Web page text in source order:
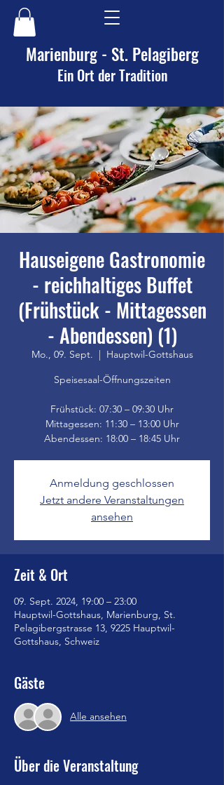
Marienburg - St. Pelagiberg
Ein Ort der Tradition
Hauseigene Gastronomie
- reichhaltiges Buffet
(Frühstück - Mittagessen
- Abendessen) (1)
Mo., 09. Sept.
  |
Hauptwil-Gottshaus
Speisesaal-Öffnungszeiten
Frühstück: 07:30 – 09:30 Uhr
Mittagessen: 11:30 – 13:00 Uhr
Anmeldung geschlossen
Jetzt andere Veranstaltungen
ansehen
Zeit & Ort
09. Sept. 2024, 19:00 – 23:00
Hauptwil-Gottshaus, Marienburg, St.
Pelagibergstrasse 13, 9225 Hauptwil-
Gottshaus, Schweiz
Gäste
Alle ansehen
Über die Veranstaltung